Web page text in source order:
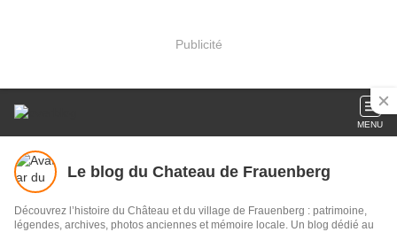
Publicité
MENU
Le blog du Chateau de Frauenberg
Découvrez l’histoire du Château et du village de Frauenberg : patrimoine,
légendes, archives, photos anciennes et mémoire locale. Un blog dédié au